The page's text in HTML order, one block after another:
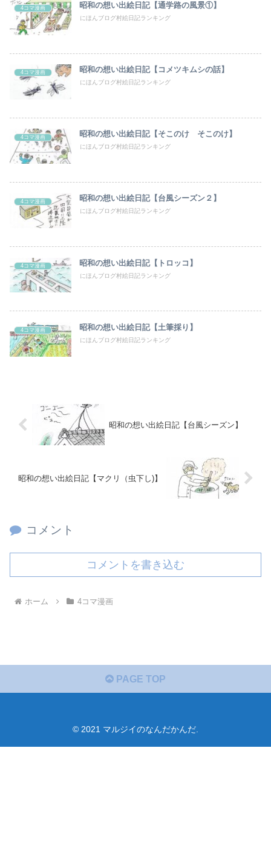
4コマ漫画 昭和の想い出絵日記【通学路の風景①】
にほんブログ村絵日記ランキング
4コマ漫画 昭和の想い出絵日記【コメツキムシの話】
にほんブログ村絵日記ランキング
4コマ漫画 昭和の想い出絵日記【そこのけ そこのけ】
にほんブログ村絵日記ランキング
4コマ漫画 昭和の想い出絵日記【台風シーズン２】
にほんブログ村絵日記ランキング
4コマ漫画 昭和の想い出絵日記【トロッコ】
にほんブログ村絵日記ランキング
4コマ漫画 昭和の想い出絵日記【土筆採り】
にほんブログ村絵日記ランキング
昭和の想い出絵日記【台風シーズン】
昭和の想い出絵日記【マクリ（虫下し)】
コメント
コメントを書き込む
ホーム 4コマ漫画
PAGE TOP
© 2021 マルジイのなんだかんだ.